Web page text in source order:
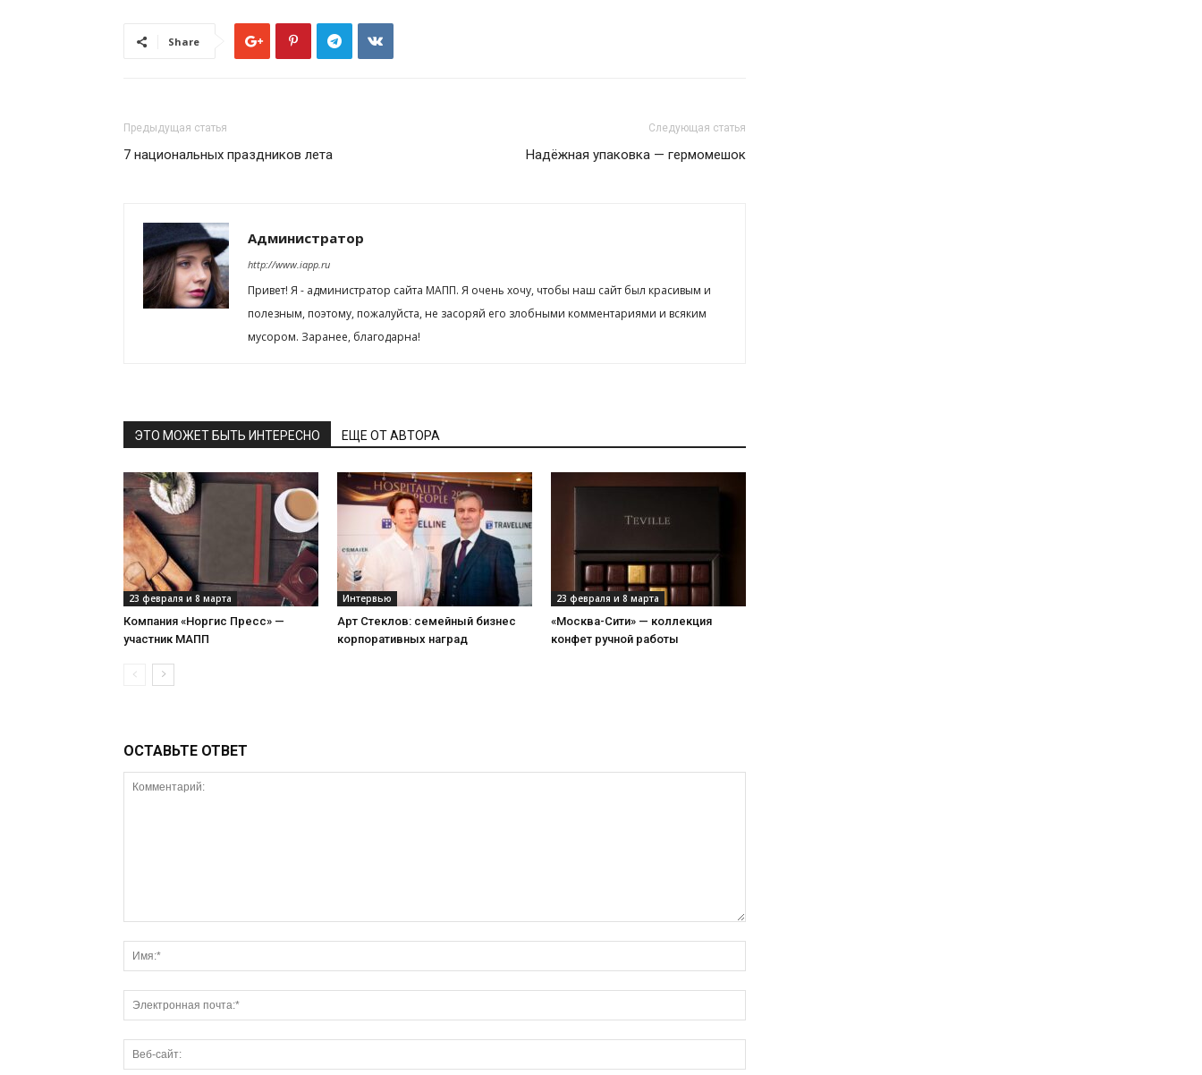
Share
Предыдущая статья
7 национальных праздников лета
Следующая статья
Надёжная упаковка — гермомешок
Администратор
http://www.iapp.ru
Привет! Я - администратор сайта МАПП. Я очень хочу, чтобы наш сайт был красивым и
полезным, поэтому, пожалуйста, не засоряй его злобными комментариями и всяким
мусором. Заранее, благодарна!
ЭТО МОЖЕТ БЫТЬ ИНТЕРЕСНО ЕЩЕ ОТ АВТОРА
23 февраля и 8 марта
Компания «Норгис Пресс» —
участник МАПП
Интервью
Арт Стеклов: семейный бизнес
корпоративных наград
23 февраля и 8 марта
«Москва-Сити» — коллекция
конфет ручной работы
ОСТАВЬТЕ ОТВЕТ